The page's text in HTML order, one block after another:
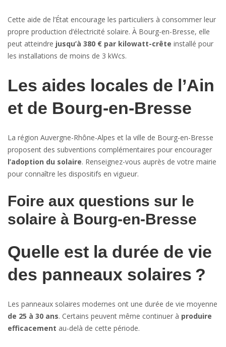
Cette aide de l’État encourage les particuliers à consommer leur
propre production d’électricité solaire. À Bourg-en-Bresse, elle
peut atteindre jusqu’à 380 € par kilowatt-crête installé pour
les installations de moins de 3 kWcs.
Les aides locales de l’Ain
et de Bourg-en-Bresse
La région Auvergne-Rhône-Alpes et la ville de Bourg-en-Bresse
proposent des subventions complémentaires pour encourager
l’adoption du solaire. Renseignez-vous auprès de votre mairie
pour connaître les dispositifs en vigueur.
Foire aux questions sur le
solaire à Bourg-en-Bresse
Quelle est la durée de vie
des panneaux solaires ?
Les panneaux solaires modernes ont une durée de vie moyenne
de 25 à 30 ans. Certains peuvent même continuer à produire
efficacement au-delà de cette période.